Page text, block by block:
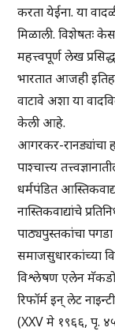
करता येईना. या
मिळाली. विशेषतः
महत्त्वपूर्ण लेख
भारतात आजही
वाटावे अशा या
केली आहे.
आगरकर-रानड्यांचा
पाश्चात्त्य
धर्मपंडित
नास्तिकवाद्यांचे
पाठ्यपुस्तकांचा पगडा
समाजसुधारकांच्या
विश्लेषण एलेन
रिफॉर्म इन् लेट
(XXV मे १९६६, पृ.